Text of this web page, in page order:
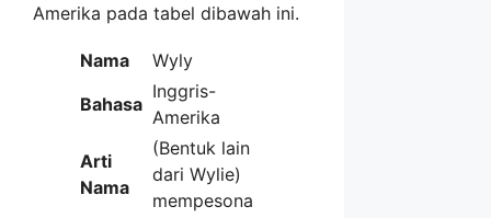
Amerika pada tabel dibawah ini.
Nama
Wyly
Bahasa
Inggris-
Amerika
Arti
Nama
(Bentuk lain
dari Wylie)
mempesona